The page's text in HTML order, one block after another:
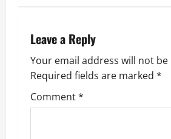
a
v
i
g
Leave a Reply
Your email address will not
Required fields are marked *
Comment*